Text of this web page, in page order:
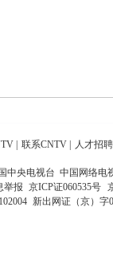
| 联系CNTV | 人才招聘
中央电视台 中国网络电
举报 京ICP证060535号
新出网证（京）